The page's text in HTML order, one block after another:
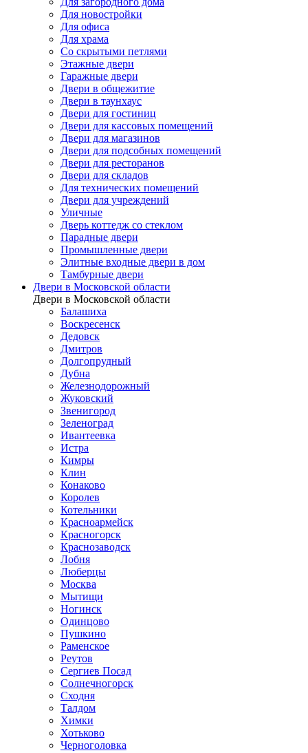
Для новостройки
Для офиса
Для храма
Со скрытыми петлями
Этажные двери
Гаражные двери
Двери в общежитие
Двери в таунхаус
Двери для гостиниц
Двери для кассовых помещений
Двери для магазинов
Двери для подсобных помещений
Двери для ресторанов
Двери для складов
Для технических помещений
Двери для учреждений
Уличные
Дверь коттедж со стеклом
Парадные двери
Промышленные двери
Элитные входные двери в дом
Тамбурные двери
Двери в Московской области
Двери в Московской области
Балашиха
Воскресенск
Дедовск
Дмитров
Долгопрудный
Дубна
Железнодорожный
Жуковский
Звенигород
Зеленоград
Ивантеевка
Истра
Кимры
Клин
Конаково
Королев
Котельники
Красноармейск
Красногорск
Краснозаводск
Лобня
Люберцы
Москва
Мытищи
Ногинск
Одинцово
Пушкино
Раменское
Реутов
Сергиев Посад
Солнечногорск
Сходня
Талдом
Химки
Хотьково
Черноголовка